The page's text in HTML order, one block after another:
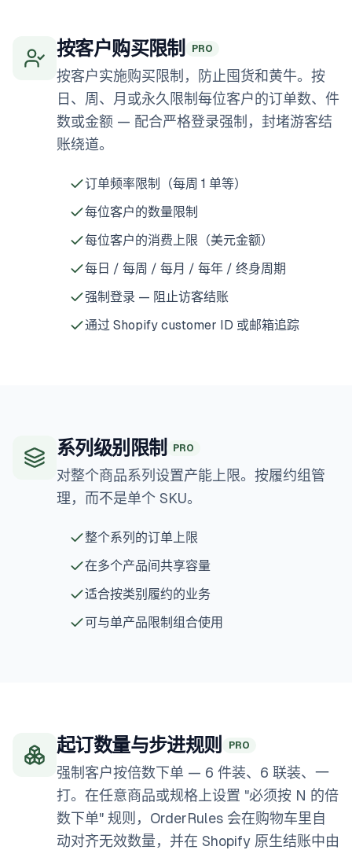
按客户购买限制 PRO
按客户实施购买限制，防止囤货和黄牛。按
日、周、月或永久限制每位客户的订单数、件
数或金额 — 配合严格登录强制，封堵游客结
账绕道。
订单频率限制（每周 1 单等）
每位客户的数量限制
每位客户的消费上限（美元金额）
每日 / 每周 / 每月 / 每年 / 终身周期
强制登录 — 阻止访客结账
通过 Shopify customer ID 或邮箱追踪
系列级别限制 PRO
对整个商品系列设置产能上限。按履约组管
理，而不是单个 SKU。
整个系列的订单上限
在多个产品间共享容量
适合按类别履约的业务
可与单产品限制组合使用
起订数量与步进规则 PRO
强制客户按倍数下单 — 6 件装、6 联装、一
打。在任意商品或规格上设置 "必须按 N 的倍
数下单" 规则，OrderRules 会在购物车里自
动对齐无效数量，并在 Shopify 原生结账中由